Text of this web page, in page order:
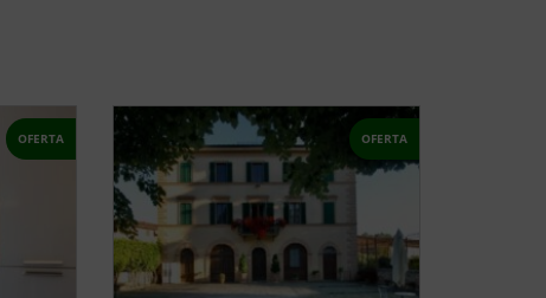
OFERTA OFERTA